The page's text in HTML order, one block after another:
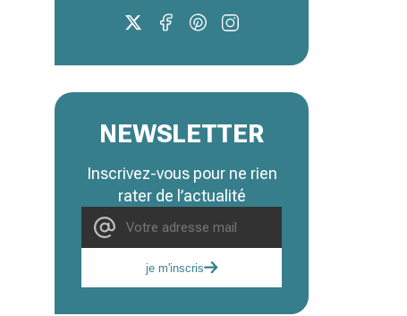
NEWSLETTER
Inscrivez-vous pour ne rien
rater de l’actualité
je m'inscris